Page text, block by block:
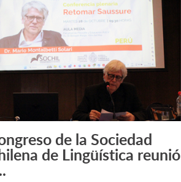
Leer más +
de la Sociedad
de Lingüística reunió